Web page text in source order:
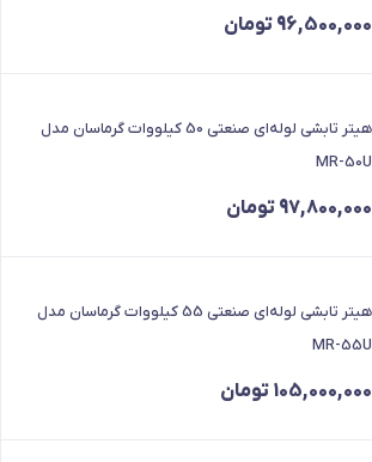
96,500,000 تومان
هیتر تابشی لوله‌ای صنعتی 50 کیلووات گرماسان مدل
MR-50U
97,800,000 تومان
هیتر تابشی لوله‌ای صنعتی 55 کیلووات گرماسان مدل
MR-55U
105,000,000 تومان